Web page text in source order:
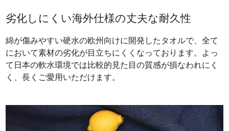
劣化しにくい海外仕様の丈夫な耐久性
綿が傷みやすい硬水の欧州向けに開発したタオルで、全て
において素材の劣化が目立ちにくくなっております。よっ
て日本の軟水環境では比較的見た目の質感が損なわれにく
く、長くご愛用いただけます。